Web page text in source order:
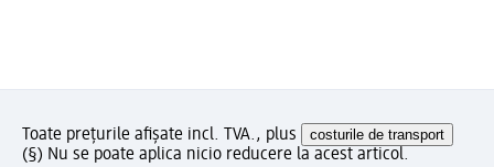
Toate prețurile afișate incl. TVA., plus costurile de transport
(§) Nu se poate aplica nicio reducere la acest articol.